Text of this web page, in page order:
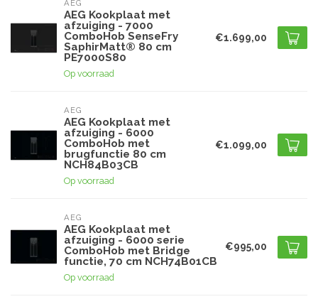
AEG
AEG Kookplaat met
afzuiging - 7000
ComboHob SenseFry
SaphirMatt® 80 cm
PE7000S80
Op voorraad
€1.699,00
AEG
AEG Kookplaat met
afzuiging - 6000
ComboHob met
brugfunctie 80 cm
NCH84B03CB
Op voorraad
€1.099,00
AEG
AEG Kookplaat met
afzuiging - 6000 serie
ComboHob met Bridge
functie, 70 cm NCH74B01CB
Op voorraad
€995,00